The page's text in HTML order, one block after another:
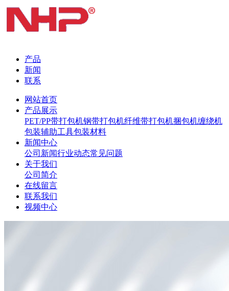
产品
新闻
联系
网站首页
产品展示
PET/PP带打包机钢带打包机纤维带打包机捆包机缠绕机
包装辅助工具包装材料
新闻中心
公司新闻行业动态常见问题
关于我们
公司简介
在线留言
联系我们
视频中心